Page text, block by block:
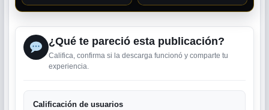
¿Qué te pareció esta publicación?
Califica, confirma si la descarga funcionó y comparte tu
experiencia.
Calificación de usuarios